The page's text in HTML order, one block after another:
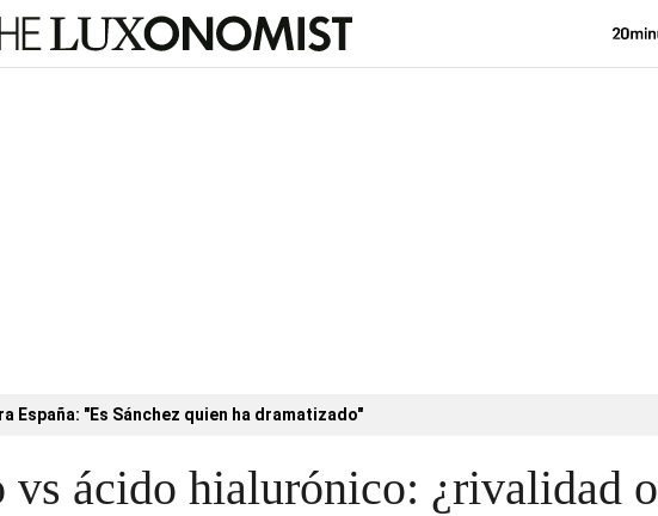
Volver
España: "Es Sánchez quien ha dramatizado"
vs ácido hialurónico: ¿rivalidad o